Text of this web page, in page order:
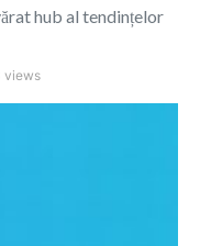
hub al tendințelor
views